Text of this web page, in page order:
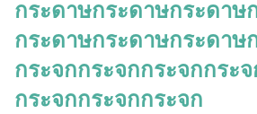
กระดาษกระดาษกระดาษ
กระดาษกระดาษกระดาษ
กระจกกระจกกระจกกระ
กระจกกระจกกระจก